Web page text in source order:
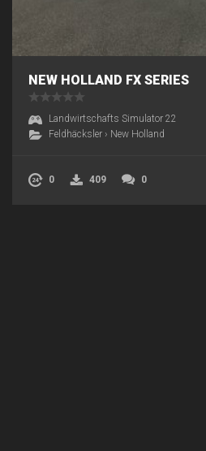
NEW HOLLAND FX SERIES
Landwirtschafts Simulator 22
Feldhäcksler › New Holland
0 409 0